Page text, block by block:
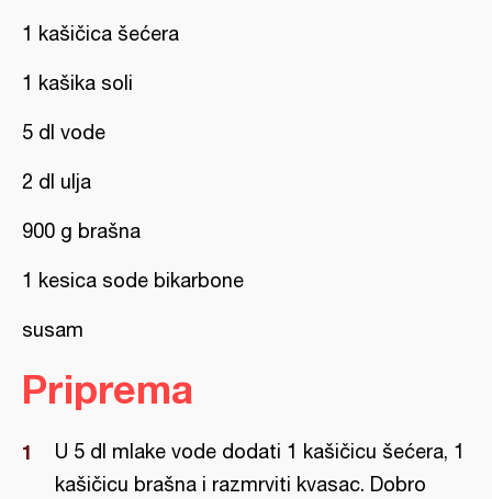
1 kašičica šećera
1 kašika soli
5 dl vode
2 dl ulja
900 g brašna
1 kesica sode bikarbone
susam
Priprema
U 5 dl mlake vode dodati 1 kašičicu šećera, 1
kašičicu brašna i razmrviti kvasac. Dobro